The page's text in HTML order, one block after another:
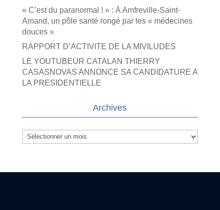
« C’est du paranormal ! » : À Amfreville-Saint-
Amand, un pôle santé rongé par les « médecines
douces »
RAPPORT D’ACTIVITE DE LA MIVILUDES
LE YOUTUBEUR CATALAN THIERRY
CASASNOVAS ANNONCE SA CANDIDATURE A
LA PRESIDENTIELLE
Archives
Archives